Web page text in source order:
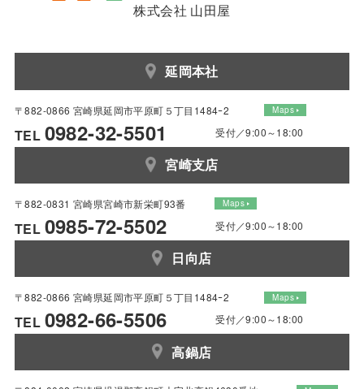
株式会社 山田屋
延岡本社
〒882-0866 宮崎県延岡市平原町５丁目1484ｰ2 Maps
TEL 0982-32-5501 受付／9:00～18:00
宮崎支店
〒882-0831 宮崎県宮崎市新栄町93番 Maps
TEL 0985-72-5502 受付／9:00～18:00
日向店
〒882-0866 宮崎県延岡市平原町５丁目1484ｰ2 Maps
TEL 0982-66-5506 受付／9:00～18:00
高鍋店